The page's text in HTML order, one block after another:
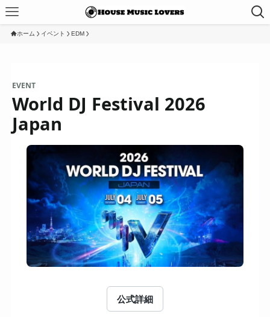
ホーム イベント EDM
EVENT
World DJ Festival 2026
Japan
公式詳細